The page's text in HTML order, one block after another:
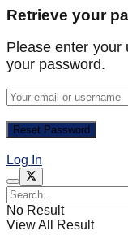
Retrieve your
Please enter your
your password.
Log In
No Result
View All Result